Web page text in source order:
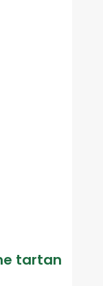
tartan